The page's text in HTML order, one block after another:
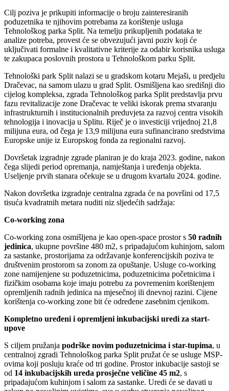
Cilj poziva je prikupiti informacije o broju zainteresiranih
poduzetnika te njihovim potrebama za korištenje usluga
Tehnološkog parka Split. Na temelju prikupljenih podataka te
analize potreba, provest će se obvezujući javni poziv koji će
uključivati formalne i kvalitativne kriterije za odabir korisnika usluga
te zakupaca poslovnih prostora u Tehnološkom parku Split.
Tehnološki park Split nalazi se u gradskom kotaru Mejaši, u predjelu
Dračevac, na samom ulazu u grad Split. Osmišljena kao središnji dio
cijelog kompleksa, zgrada Tehnološkog parka Split predstavlja prvu
fazu revitalizacije zone Dračevac te veliki iskorak prema stvaranju
infrastrukturnih i institucionalnih preduvjeta za razvoj centra visokih
tehnologija i inovacija u Splitu. Riječ je o investiciji vrijednoj 21,8
milijuna eura, od čega je 13,9 milijuna eura sufinancirano sredstvima
Europske unije iz Europskog fonda za regionalni razvoj.
Dovršetak izgradnje zgrade planiran je do kraja 2023. godine, nakon
čega slijedi period opremanja, namještanja i uređenja objekta.
Useljenje prvih stanara očekuje se u drugom kvartalu 2024. godine.
Nakon dovršetka izgradnje centralna zgrada će na površini od 17,5
tisuća kvadratnih metara nuditi niz sljedećih sadržaja:
Co-working zona
Co-working zona osmišljena je kao open-space prostor s 50 radnih
jedinica, ukupne površine 480 m2, s pripadajućom kuhinjom, salom
za sastanke, prostorijama za održavanje konferencijskih poziva te
društvenim prostorom sa zonom za opuštanje. Usluge co-working
zone namijenjene su poduzetnicima, poduzetnicima početnicima i
fizičkim osobama koje imaju potrebu za povremenim korištenjem
opremljenih radnih jedinica na mjesečnoj ili dnevnoj razini. Cijene
korištenja co-working zone bit će određene zasebnim cjenikom.
Kompletno uređeni i opremljeni inkubacijski uredi za start-
upove
S ciljem pružanja podrške novim poduzetnicima i star-tupima, u
centralnoj zgradi Tehnološkog parka Split pružat će se usluge MSP-
ovima koji posluju kraće od tri godine. Prostor inkubacije sastoji se
od 14 inkubacijskih ureda prosječne veličine 45 m2, s
pripadajućom kuhinjom i salom za sastanke. Uredi će se davati u